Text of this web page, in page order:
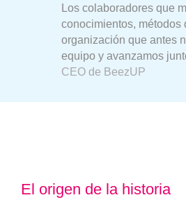
Los colaboradores que
conocimientos, métodos
organización que antes
equipo y avanzamos
CEO de BeezUP
El origen de la historia